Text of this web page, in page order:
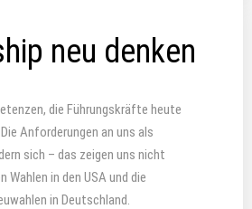
neu denken
die Führungskräfte heute
Anforderungen an uns als
sich – das zeigen uns nicht
in den USA und die
in Deutschland.